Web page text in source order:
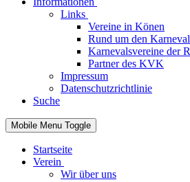
Links
Vereine in Könen
Rund um den Karneval
Karnevalsvereine der
Partner des KVK
Impressum
Datenschutzrichtlinie
Suche
Mobile Menu Toggle
Startseite
Verein
Wir über uns